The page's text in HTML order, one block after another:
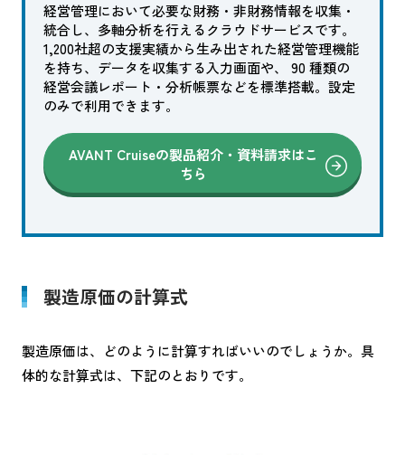
経営管理において必要な財務・非財務情報を収集・
統合し、多軸分析を行えるクラウドサービスです。
1,200社超の支援実績から生み出された経営管理機能
を持ち、データを収集する入力画面や、 90 種類の
経営会議レポート・分析帳票などを標準搭載。設定
のみで利用できます。
AVANT Cruiseの製品紹介・資料請求はこ
ちら
製造原価の計算式
製造原価は、どのように計算すればいいのでしょうか。具
体的な計算式は、下記のとおりです。